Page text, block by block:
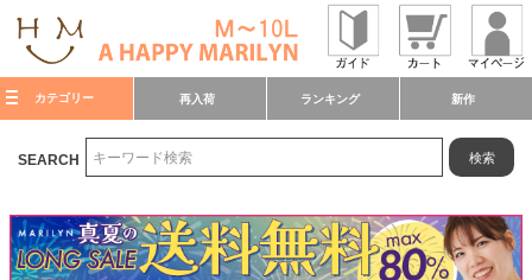
カテゴリー 再入荷 ランキング 新作
SEARCH 検索